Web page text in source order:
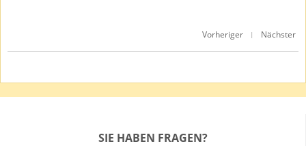
Vorheriger | Nächster
SIE HABEN FRAGEN?